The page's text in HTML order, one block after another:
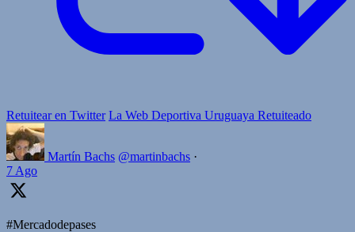
Retuitear en Twitter La Web Deportiva Uruguaya Retuiteado
Martín Bachs @martinbachs ·
7 Ago
#Mercadodepases